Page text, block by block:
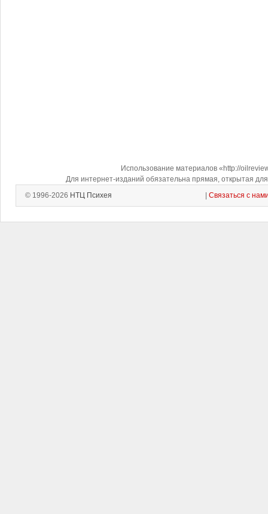
Использование материалов «http://
Для интернет-изданий обязательна прямая, открытая
© 1996-2026 НТЦ Психея Связаться с